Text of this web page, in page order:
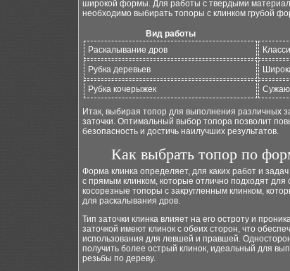
широкой формы. Для работы с твердыми
необходимо выбирать топоры с клинком грубой
Вид работы
Раскалывание дров
Рубка деревьев
Рубка кочерыжек
Итак, выбирая топор для выполнения различных
заточки. Оптимальный выбор топора позволит
безопасность и достичь наилучших результатов.
Как выбрать топор по
Форма клинка определяет, для каких работ и
с прямым клинком, которые отлично подходят для
косорезные топоры с закругленным клинком,
для раскалывания дров.
Тип заточки клинка влияет на его остроту и
заточкой имеют клинок с обеих сторон, что
использования для левшей и правшей.
получить более острый клинок, идеальный для
резьбы по дереву.